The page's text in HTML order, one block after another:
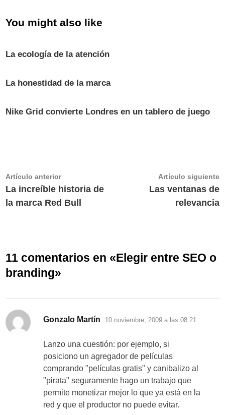
You might also like
La ecología de la atención
La honestidad de la marca
Nike Grid convierte Londres en un tablero de juego
Navegación
de
entradas
Artículo anteriorArtículo
anterior:
La increíble historia de
la marca Red Bull
Artículo siguiente
Las ventanas de
relevancia
11 comentarios en «Elegir entre SEO o
branding»
Gonzalo Martín dice:
10 noviembre, 2009 a las 08:21
Lanzo una cuestión: por ejemplo, si
posiciono un agregador de películas
comprando "películas gratis" y canibalizo al
"pirata" seguramente hago un trabajo que
permite monetizar mejor lo que ya está en la
red y que el productor no puede evitar.